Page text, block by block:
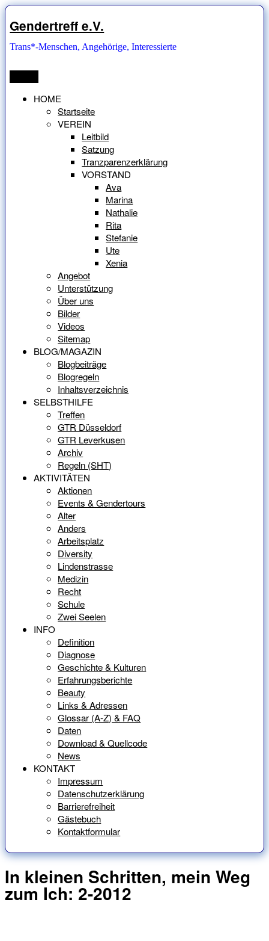
Zum
Inhalt
springen
Gendertreff e.V.
Trans*-Menschen, Angehörige, Interessierte
HOME
Startseite
VEREIN
Leitbild
Satzung
Tranzparenzerklärung
VORSTAND
Ava
Marina
Nathalie
Rita
Stefanie
Ute
Xenia
Angebot
Unterstützung
Über uns
Bilder
Videos
Sitemap
BLOG/MAGAZIN
Blogbeiträge
Blogregeln
Inhaltsverzeichnis
SELBSTHILFE
Treffen
GTR Düsseldorf
GTR Leverkusen
Archiv
Regeln (SHT)
AKTIVITÄTEN
Aktionen
Events & Gendertours
Alter
Anders
Arbeitsplatz
Diversity
Lindenstrasse
Medizin
Recht
Schule
Zwei Seelen
INFO
Definition
Diagnose
Geschichte & Kulturen
Erfahrungsberichte
Beauty
Links & Adressen
Glossar (A-Z) & FAQ
Daten
Download & Quellcode
News
KONTAKT
Impressum
Datenschutzerklärung
Barrierefreiheit
Gästebuch
Kontaktformular
In kleinen Schritten, mein Weg
zum Ich: 2-2012